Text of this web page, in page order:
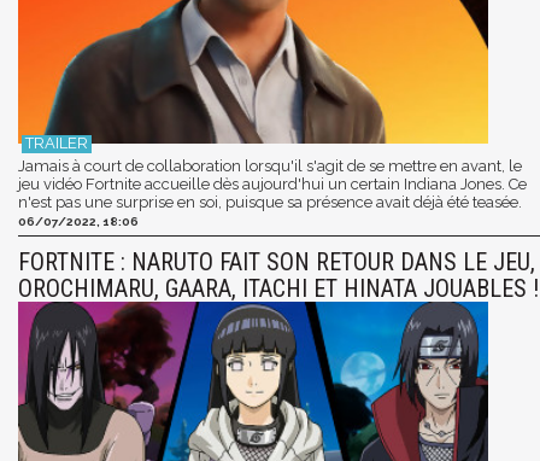
Jamais à court de collaboration lorsqu'il s'agit de se mettre en avant, le
jeu vidéo Fortnite accueille dès aujourd'hui un certain Indiana Jones. Ce
n'est pas une surprise en soi, puisque sa présence avait déjà été teasée.
06/07/2022, 18:06
FORTNITE : NARUTO FAIT SON RETOUR DANS LE JEU,
OROCHIMARU, GAARA, ITACHI ET HINATA JOUABLES !